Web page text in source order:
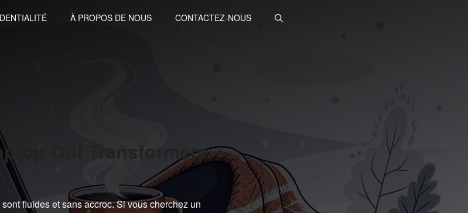
À PROPOS DE NOUS CONTACTEZ-NOUS
Qui Transformera
fluides et sans accroc. Si vous cherchez un